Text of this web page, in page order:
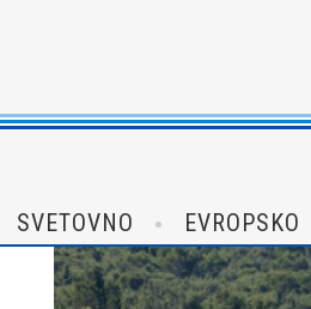
SVETOVNO EVROPSKO